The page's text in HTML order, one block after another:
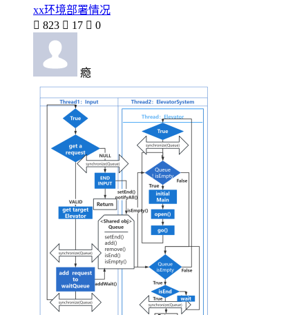
xx环境部署情况
 823  17  0
瘾